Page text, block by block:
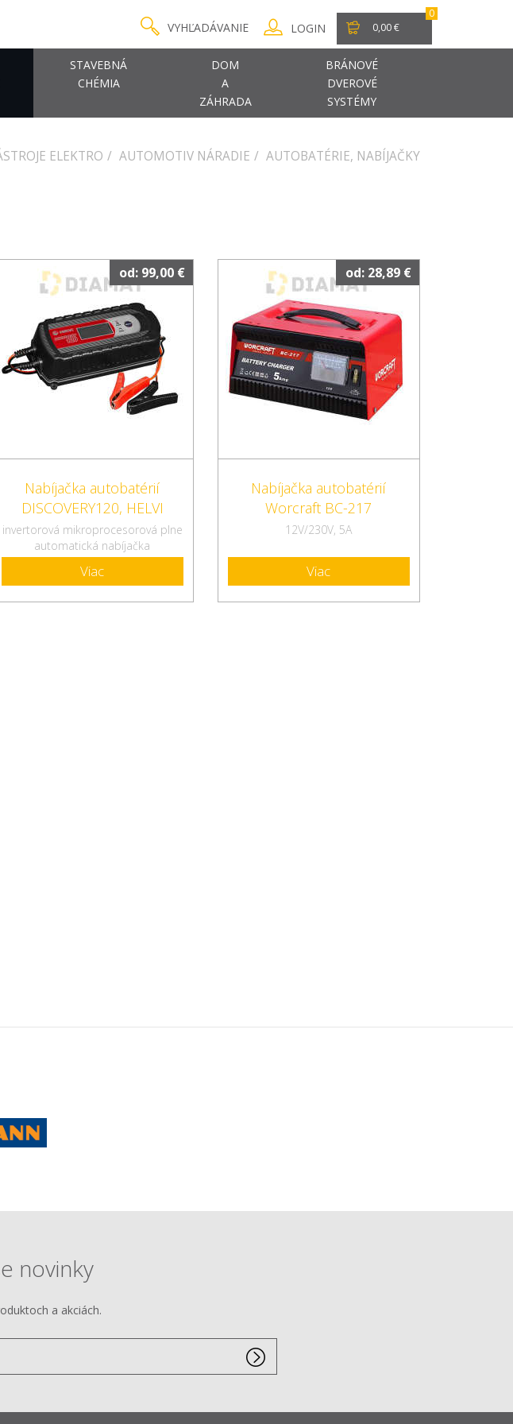
STAVEBNÁ
CHÉMIA
DOM
A
ZÁHRADA
BRÁNOVÉ
DVEROVÉ
SYSTÉMY
VYHĽADÁVANIE LOGIN
0
0,00 €
ELEKTRO AUTOMOTIV NÁRADIE AUTOBATÉRIE, NABÍJAČKY
od: 99,00 €
Nabíjačka autobatérií
DISCOVERY120, HELVI
invertorová mikroprocesorová plne
automatická nabíjačka
Viac
od: 28,89 €
Nabíjačka autobatérií
Worcraft BC-217
12V/230V, 5A
Viac
novinky
a akciách.